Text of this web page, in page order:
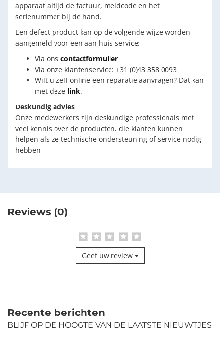
apparaat altijd de factuur, meldcode en het
serienummer bij de hand.
Een defect product kan op de volgende wijze worden
aangemeld voor een aan huis service:
Via ons contactformulier
Via onze klantenservice: +31 (0)43 358 0093
Wilt u zelf online een reparatie aanvragen? Dat kan
met deze link.
Deskundig advies
Onze medewerkers zijn deskundige professionals met
veel kennis over de producten, die klanten kunnen
helpen als ze technische ondersteuning of service nodig
hebben
Reviews (0)
Geef uw review
Recente berichten
BLIJF OP DE HOOGTE VAN DE LAATSTE NIEUWTJES